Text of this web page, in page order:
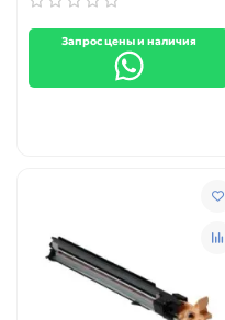
Запрос цены и наличия